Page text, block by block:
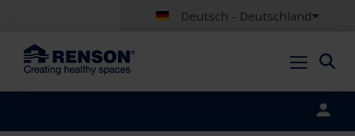
Deutsch - Deutschland